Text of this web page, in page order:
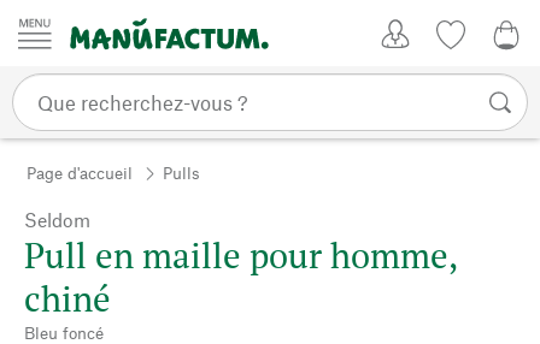
Passer au contenu
Page d'accueil Pulls
Seldom
Pull en maille pour homme,
chiné
Bleu foncé